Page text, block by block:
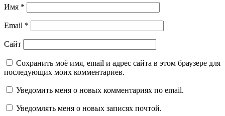
Имя *
Email *
Сайт
Сохранить моё имя, email и адрес сайта в этом браузере для
последующих моих комментариев.
Уведомить меня о новых комментариях по email.
Уведомлять меня о новых записях почтой.